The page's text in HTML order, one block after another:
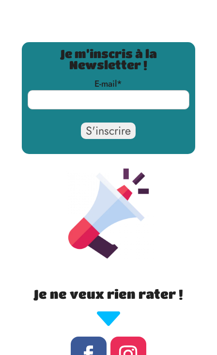
Je m’inscris à la
Newsletter !
E-mail*
Je ne veux rien rater !
C